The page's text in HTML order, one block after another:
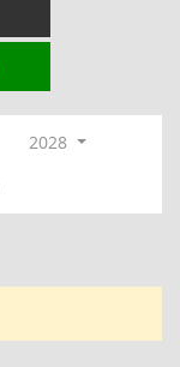
2028